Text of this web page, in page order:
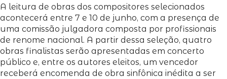
A leitura de obras dos compositores selecionados
acontecerá entre 7 e 10 de junho, com a presença de
uma comissão julgadora composta por profissionais
de renome nacional. A partir dessa seleção, quatro
obras finalistas serão apresentadas em concerto
público e, entre os autores eleitos, um vencedor
receberá encomenda de obra sinfônica inédita a ser